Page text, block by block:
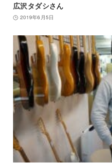
広沢タダシさん
2019年6月5日